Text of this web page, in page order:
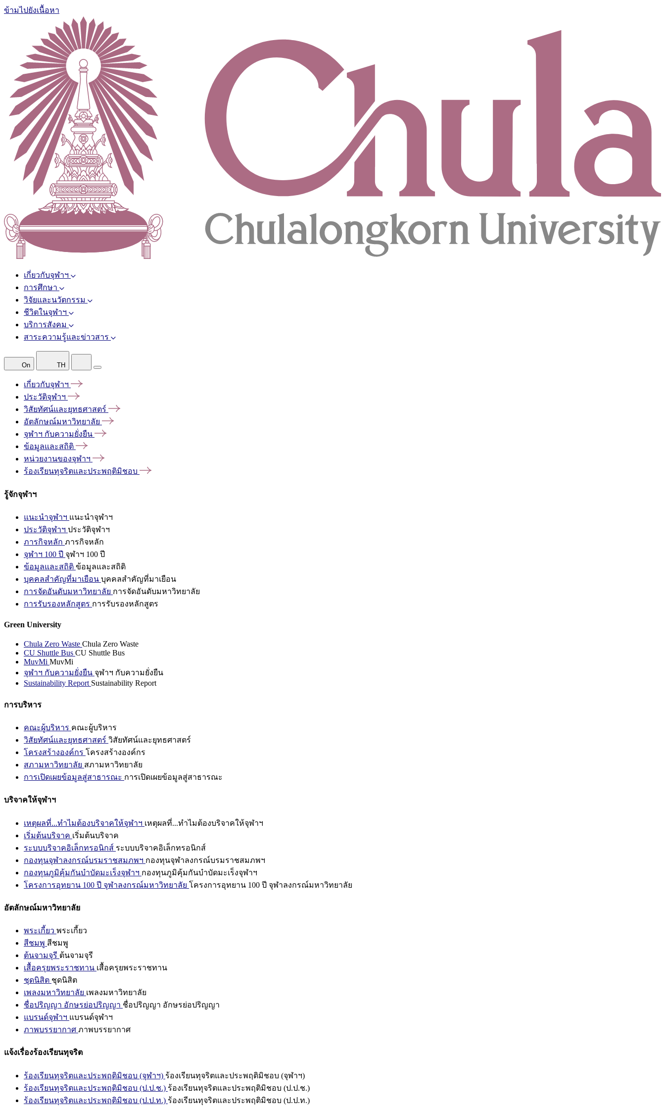
ข้ามไปยังเนื้อหา
เกี่ยวกับจุฬาฯ
การศึกษา
วิจัยและนวัตกรรม
ชีวิตในจุฬาฯ
บริการสังคม
สาระความรู้และข่าวสาร
On TH
เกี่ยวกับจุฬาฯ
ประวัติจุฬาฯ
วิสัยทัศน์และยุทธศาสตร์
อัตลักษณ์มหาวิทยาลัย
จุฬาฯ กับความยั่งยืน
ข้อมูลและสถิติ
หน่วยงานของจุฬาฯ
ร้องเรียนทุจริตและประพฤติมิชอบ
รู้จักจุฬาฯ
แนะนำจุฬาฯ แนะนำจุฬาฯ
ประวัติจุฬาฯ ประวัติจุฬาฯ
ภารกิจหลัก ภารกิจหลัก
จุฬาฯ 100 ปี จุฬาฯ 100 ปี
ข้อมูลและสถิติ ข้อมูลและสถิติ
บุคคลสำคัญที่มาเยือน บุคคลสำคัญที่มาเยือน
การจัดอันดับมหาวิทยาลัย การจัดอันดับมหาวิทยาลัย
การรับรองหลักสูตร การรับรองหลักสูตร
Green University
Chula Zero Waste Chula Zero Waste
CU Shuttle Bus CU Shuttle Bus
MuvMi MuvMi
จุฬาฯ กับความยั่งยืน จุฬาฯ กับความยั่งยืน
Sustainability Report Sustainability Report
การบริหาร
คณะผู้บริหาร คณะผู้บริหาร
วิสัยทัศน์และยุทธศาสตร์ วิสัยทัศน์และยุทธศาสตร์
โครงสร้างองค์กร โครงสร้างองค์กร
สภามหาวิทยาลัย สภามหาวิทยาลัย
การเปิดเผยข้อมูลสู่สาธารณะ การเปิดเผยข้อมูลสู่สาธารณะ
บริจาคให้จุฬาฯ
เหตุผลที่...ทำไมต้องบริจาคให้จุฬาฯ เหตุผลที่...ทำไมต้องบริจาคให้จุฬาฯ
เริ่มต้นบริจาค เริ่มต้นบริจาค
ระบบบริจาคอิเล็กทรอนิกส์ ระบบบริจาคอิเล็กทรอนิกส์
กองทุนจุฬาลงกรณ์บรมราชสมภพฯ กองทุนจุฬาลงกรณ์บรมราชสมภพฯ
กองทุนภูมิคุ้มกันบำบัดมะเร็งจุฬาฯ กองทุนภูมิคุ้มกันบำบัดมะเร็งจุฬาฯ
โครงการอุทยาน 100 ปี จุฬาลงกรณ์มหาวิทยาลัย โครงการอุทยาน 100 ปี จุฬาลงกรณ์มหาวิทยาลัย
อัตลักษณ์มหาวิทยาลัย
พระเกี้ยว พระเกี้ยว
สีชมพู สีชมพู
ต้นจามจุรี ต้นจามจุรี
เสื้อครุยพระราชทาน เสื้อครุยพระราชทาน
ชุดนิสิต ชุดนิสิต
เพลงมหาวิทยาลัย เพลงมหาวิทยาลัย
ชื่อปริญญา อักษรย่อปริญญา ชื่อปริญญา อักษรย่อปริญญา
แบรนด์จุฬาฯ แบรนด์จุฬาฯ
ภาพบรรยากาศ ภาพบรรยากาศ
แจ้งเรื่องร้องเรียนทุจริต
ร้องเรียนทุจริตและประพฤติมิชอบ (จุฬาฯ) ร้องเรียนทุจริตและประพฤติมิชอบ (จุฬาฯ)
ร้องเรียนทุจริตและประพฤติมิชอบ (ป.ป.ช.) ร้องเรียนทุจริตและประพฤติมิชอบ (ป.ป.ช.)
ร้องเรียนทุจริตและประพฤติมิชอบ (ป.ป.ท.) ร้องเรียนทุจริตและประพฤติมิชอบ (ป.ป.ท.)